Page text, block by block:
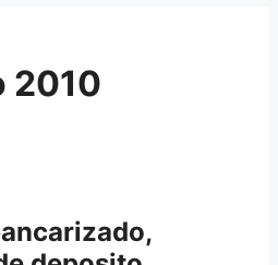
2010